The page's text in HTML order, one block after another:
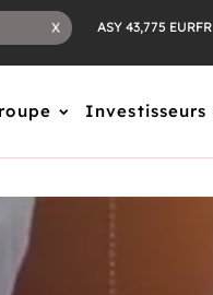
X ASY 43,775 EURFR
Investisseurs